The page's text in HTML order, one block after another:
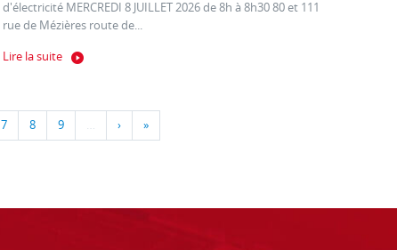
d'électricité MERCREDI 8 JUILLET 2026 de 8h à 8h30 80 et 111
rue de Mézières route de...
Lire la suite
7 8 9 … › »